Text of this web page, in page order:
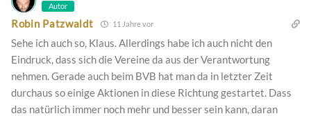
Autor
Robin Patzwaldt 11 Jahre vor
Sehe ich auch so, Klaus. Allerdings habe ich auch nicht den
Eindruck, dass sich die Vereine da aus der Verantwortung
nehmen. Gerade auch beim BVB hat man da in letzter Zeit
durchaus so einige Aktionen in diese Richtung gestartet. Dass
das natürlich immer noch mehr und besser sein kann, daran